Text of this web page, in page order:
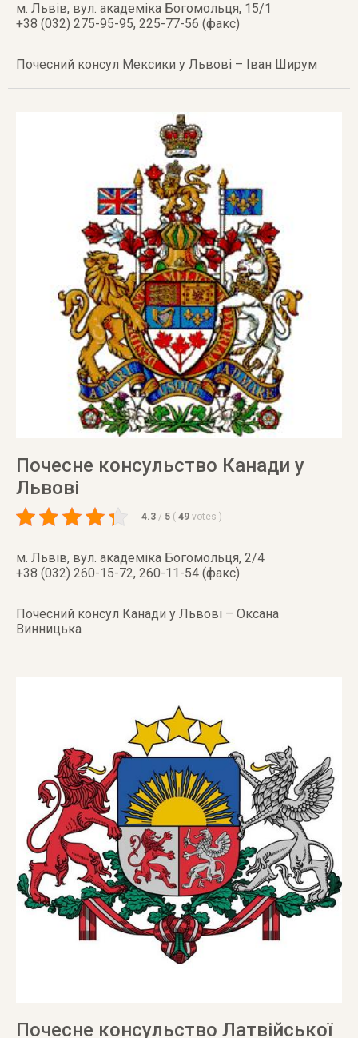
м. Львів, вул. академіка Богомольця, 15/1
+38 (032) 275-95-95, 225-77-56 (факс)
Почесний консул Мексики у Львові – Іван Ширум
Почесне консульство Канади у
Львові
4.3 / 5 ( 49 votes )
м. Львів, вул. академіка Богомольця, 2/4
+38 (032) 260-15-72, 260-11-54 (факс)
Почесний консул Канади у Львові – Оксана
Винницька
Почесне консульство Латвійської